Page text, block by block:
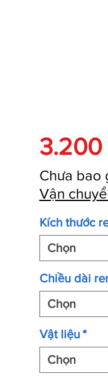
3.200
Chưa bao
Vận
Kích thước
Chọn
Chiều dài
Chọn
Vật liệu*
Chọn